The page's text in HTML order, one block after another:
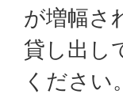
が増幅さ
貸し出し
ください。